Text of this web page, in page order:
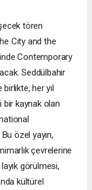
tören
City and the
Contemporary
Seddülbahir
her yıl
bir kaynak olan
özel yayın,
çevrelerine
görülmesi,
kültürel